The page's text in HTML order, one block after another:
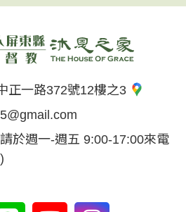
正一路372號12樓之3
於週一-週五 9:00-17:00來電